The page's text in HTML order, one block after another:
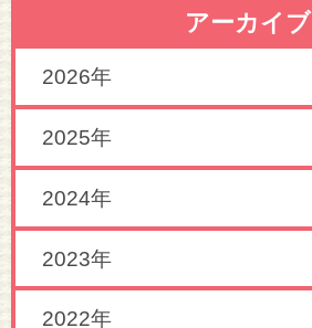
アーカイブ
2026年
2025年
2024年
2023年
2022年